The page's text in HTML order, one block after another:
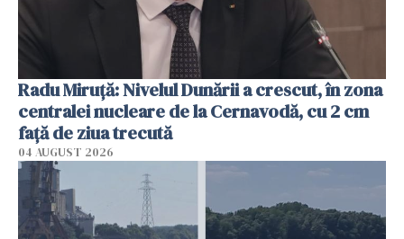
Radu Miruţă: Nivelul Dunării a crescut, în zona
centralei nucleare de la Cernavodă, cu 2 cm
faţă de ziua trecută
04 AUGUST 2026